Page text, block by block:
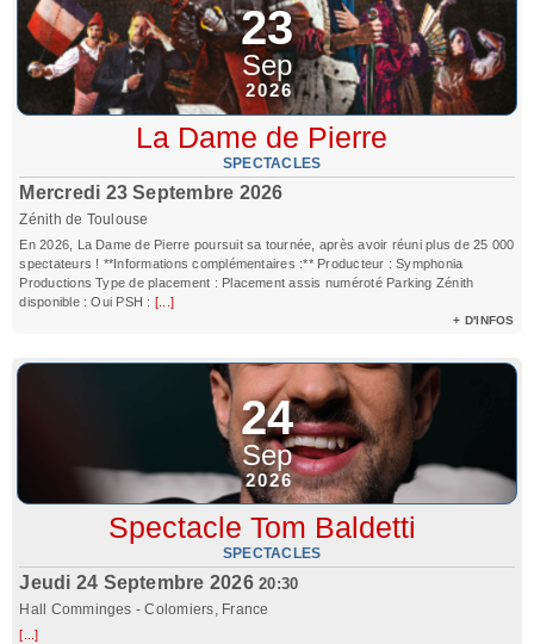
23
Sep
2026
La Dame de Pierre
SPECTACLES
Mercredi 23 Septembre 2026
Zénith de Toulouse
En 2026, La Dame de Pierre poursuit sa tournée, après avoir réuni plus de 25 000
spectateurs ! **Informations complémentaires :** Producteur : Symphonia
Productions Type de placement : Placement assis numéroté Parking Zénith
disponible : Oui PSH : [...]
+ D'INFOS
24
Sep
2026
Spectacle Tom Baldetti
SPECTACLES
Jeudi 24 Septembre 202620:30
Hall Comminges -Colomiers, France
[...]